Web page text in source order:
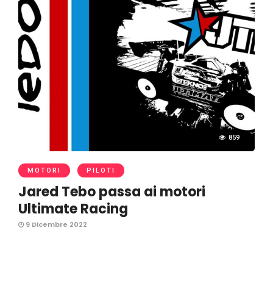
859
MOTORI PILOTI
Jared Tebo passa ai motori
Ultimate Racing
9 Dicembre 2022